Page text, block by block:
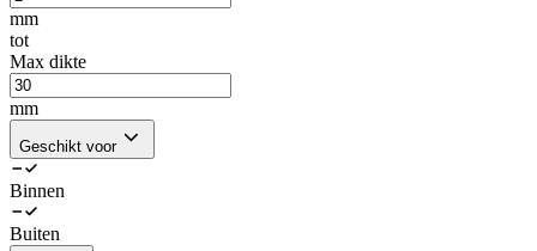
mm
tot
Max dikte
mm
Geschikt voor
Binnen
Buiten